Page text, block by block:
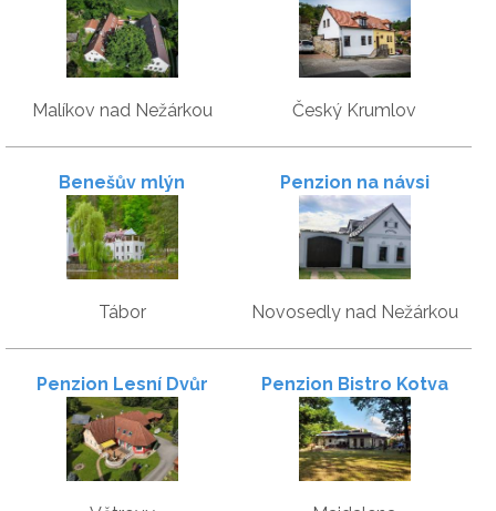
Malíkov nad Nežárkou Český Krumlov
Benešův mlýn
Tábor
Penzion na návsi
Novosedly nad Nežárkou
Penzion Lesní Dvůr Penzion Bistro Kotva